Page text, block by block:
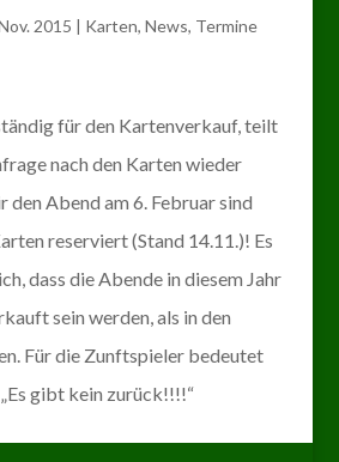
2015 | Karten, News, Termine
für den Kartenverkauf, teilt
nach den Karten wieder
den Abend am 6. Februar sind
reserviert (Stand 14.11.)! Es
dass die Abende in diesem Jahr
sein werden, als in den
Für die Zunftspieler bedeutet
gibt kein zurück!!!!“